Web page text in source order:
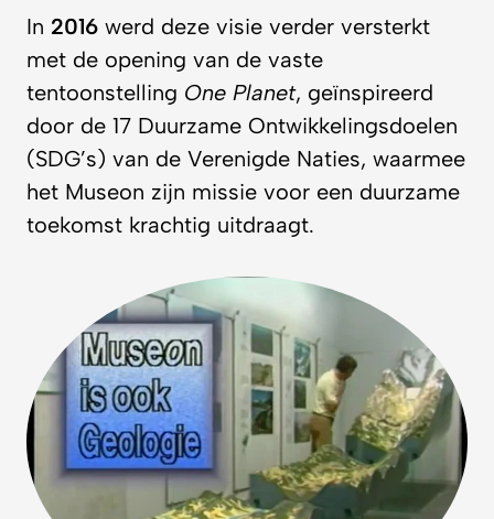
In 2016 werd deze visie verder versterkt
met de opening van de vaste
tentoonstelling One Planet, geïnspireerd
door de 17 Duurzame Ontwikkelingsdoelen
(SDG’s) van de Verenigde Naties, waarmee
het Museon zijn missie voor een duurzame
toekomst krachtig uitdraagt.